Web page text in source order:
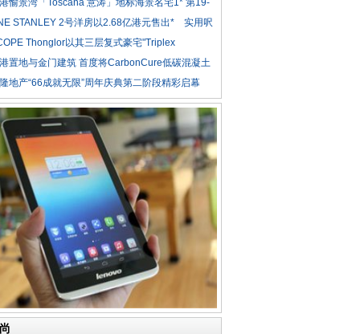
愉景湾「Toscana 意涛」地标海景名宅1* 第19-
STANLEY 2号洋房以2.68亿港元售出* 实用呎
Thonglor以其三层复式豪宅"Triplex
置地与金门建筑 首度将CarbonCure低碳混凝土
地产“66成就无限”周年庆典第二阶段精彩启幕